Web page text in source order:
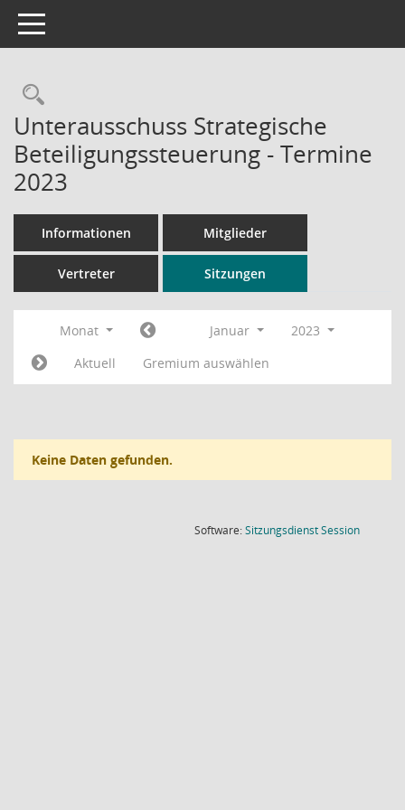
Toggle navigation
Rechercheauswahl
Unterausschuss Strategische
Beteiligungssteuerung - Termine
2023
Informationen Mitglieder
Vertreter Sitzungen
Monat Januar
2023
Aktuell
Gremium auswählen
Keine Daten gefunden.
Software:SitzungsdienstSession(Wird in